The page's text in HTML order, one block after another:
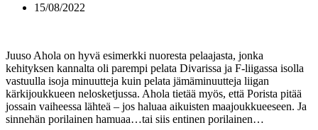
15/08/2022
Juuso Ahola on hyvä esimerkki nuoresta pelaajasta, jonka
kehityksen kannalta oli parempi pelata Divarissa ja F-liigassa isolla
vastuulla isoja minuutteja kuin pelata jämäminuutteja liigan
kärkijoukkueen nelosketjussa. Ahola tietää myös, että Porista pitää
jossain vaiheessa lähteä – jos haluaa aikuisten maajoukkueeseen. Ja
sinnehän porilainen hamuaa…tai siis entinen porilainen…